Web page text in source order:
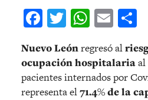
Facebook
TwitterEmail
Nuevo Leónregresó al
ocupación hospitalaria
pacientes internados por
representa el71.4% de la